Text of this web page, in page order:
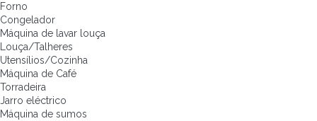
Forno
Congelador
Máquina de lavar louça
Louça/Talheres
Utensílios/Cozinha
Máquina de Café
Torradeira
Jarro eléctrico
Máquina de sumos